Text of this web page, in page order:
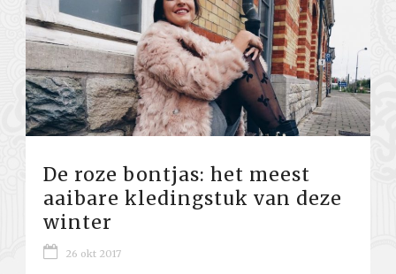
De roze bontjas: het meest
aaibare kledingstuk van deze
winter
26 okt 2017